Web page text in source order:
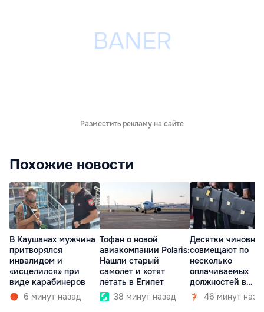
Разместить рекламу на сайте
Похожие новости
В Каушанах мужчина
притворялся
инвалидом и
«исцелился» при
виде карабинеров
6 минут назад
Тофан о новой
авиакомпании Polaris:
Нашли старый
самолет и хотят
летать в Египет
38 минут назад
Десятки
совмещают по
несколько
оплачиваемых
должностей в
госкомпаниях
46 минут